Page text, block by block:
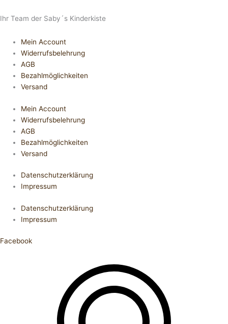
Ihr Team der Saby´s Kinderkiste
Mein Account
Widerrufsbelehrung
AGB
Bezahlmöglichkeiten
Versand
Mein Account
Widerrufsbelehrung
AGB
Bezahlmöglichkeiten
Versand
Datenschutzerklärung
Impressum
Datenschutzerklärung
Impressum
Facebook